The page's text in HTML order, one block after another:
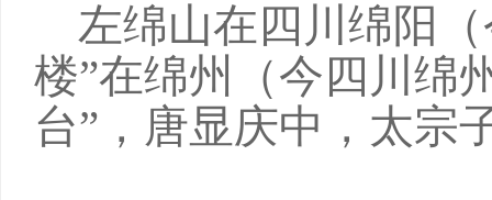
左绵山在四川绵阳（
楼”在绵州（今四川绵
台”，唐显庆中，太宗